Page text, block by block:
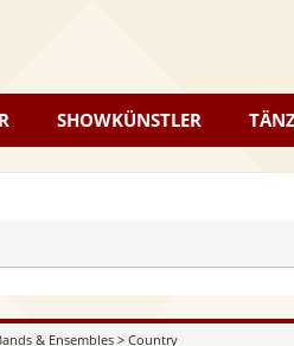
SHOWKÜNSTLER
& Ensembles> Country